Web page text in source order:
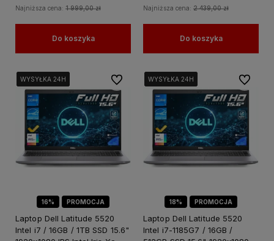
Najniższa cena: 1 999,00 zł
Do koszyka
Najniższa cena: 2 439,00 zł
Do koszyka
16% PROMOCJA
WYSYŁKA 24H
WYSYŁKA 24H
WYSYŁKA 24H
WYSYŁKA 24H
WYSYŁKA 24H
Laptop Dell Latitude 5520
Intel i7 / 16GB / 1TB SSD 15.6"
Do ulubionych
18% PROMOCJA
WYSYŁKA 24H
WYSYŁKA 24H
WYSYŁKA 24H
WYSYŁKA 24H
WYSYŁKA 24H
Laptop Dell Latitude 5520
Intel i7-1185G7 / 16GB /
Do